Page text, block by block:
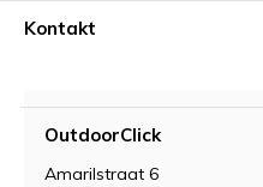
Kontakt
OutdoorClick
Amarilstraat 6